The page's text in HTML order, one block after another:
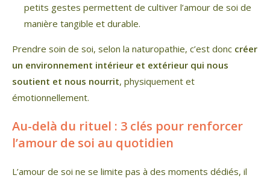
petits gestes permettent de cultiver l’amour de soi de
manière tangible et durable.
Prendre soin de soi, selon la naturopathie, c’est donc créer
un environnement intérieur et extérieur qui nous
soutient et nous nourrit, physiquement et
émotionnellement.
Au-delà du rituel : 3 clés pour renforcer
l’amour de soi au quotidien
L’amour de soi ne se limite pas à des moments dédiés, il